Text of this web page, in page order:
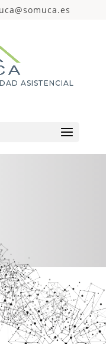
ASISTENCIAL